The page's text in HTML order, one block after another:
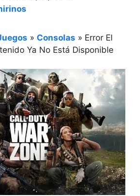
» Consolas » Error El
Ya No Está Disponible